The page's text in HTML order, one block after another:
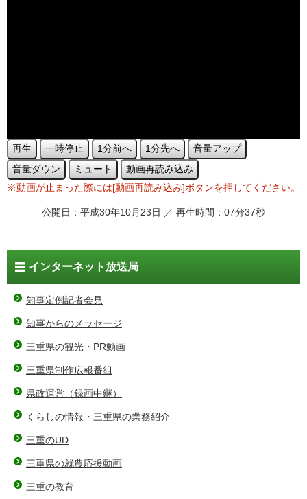
再生 一時停止 1分前へ 1分先へ
音量アップ
音量ダウン
ミュート
動画再読み込み
※動画が止まった際には[動画再読み込み]ボタンを押してください。
公開日：平成30年10月23日 ／ 再生時間：07分37秒
インターネット放送局
知事定例記者会見
知事からのメッセージ
三重県の観光・PR動画
三重県制作広報番組
県政運営（録画中継）
くらしの情報・三重県の業務紹介
三重のUD
三重県の就農応援動画
三重の教育